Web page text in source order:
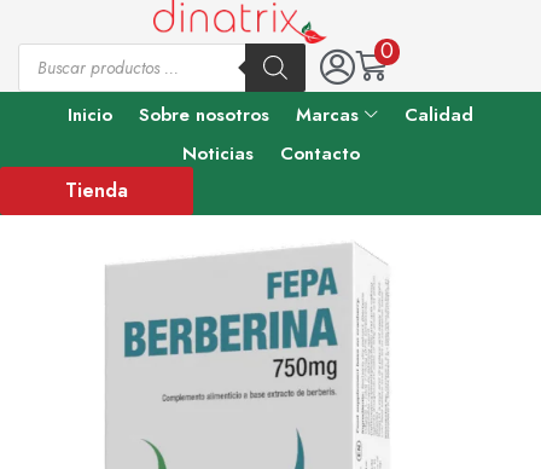
0
Inicio Sobre nosotros Marcas
Calidad
Noticias
Contacto
Tienda